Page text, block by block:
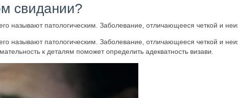
свидании?
называют патологическим. Заболевание, отличающееся четкой и
называют патологическим. Заболевание, отличающееся четкой и
к деталям поможет определить адекватность визави.